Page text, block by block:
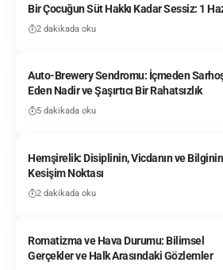
Bir Çocuğun Süt Hakkı Kadar Sessiz: 1
2 dakikada oku
Auto-Brewery Sendromu: İçmeden
Eden Nadir ve Şaşırtıcı Bir Rahatsızlık
5 dakikada oku
Hemşirelik: Disiplinin, Vicdanın ve Bilginin
Kesişim Noktası
2 dakikada oku
Romatizma ve Hava Durumu: Bilimsel
Gerçekler ve Halk Arasındaki Gözlemler